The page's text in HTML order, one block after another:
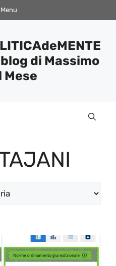
Menu
di Massimo
Mese